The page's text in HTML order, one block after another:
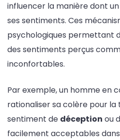
influencer la manière dont
ses sentiments. Ces
psychologiques permettant
des sentiments perçus
inconfortables.
Par exemple, un homme en
rationaliser sa colère pour
sentiment de déception ou
facilement acceptables